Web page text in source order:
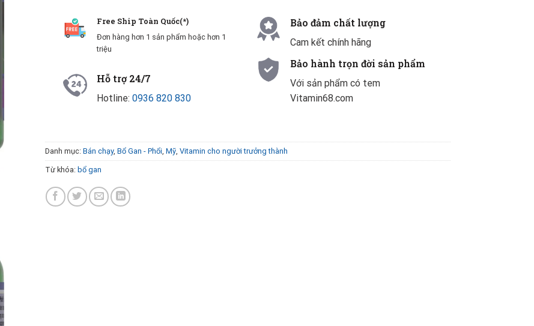
Free Ship Toàn Quốc(*)
Đơn hàng hơn 1 sản phẩm hoặc hơn 1
triệu
Hỗ trợ 24/7
Hotline: 0936 820 830
Bảo đảm chất lượng
Cam kết chính hãng
Bảo hành trọn đời sản phẩm
Với sản phẩm có tem
Vitamin68.com
Danh mục: Bán chạy, Bổ Gan - Phổi, Mỹ, Vitamin cho người trưởng thành
Từ khóa: bổ gan